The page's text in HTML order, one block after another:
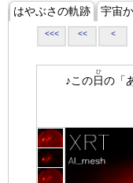
はやぶさの軌跡 宇宙
<<< << <
♪この日
ひ
の「